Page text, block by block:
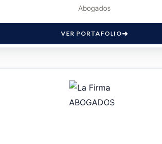
Abogados
VER PORTAFOLIO